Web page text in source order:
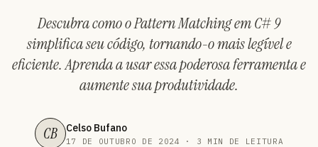
Descubra como o Pattern Matching em C# 9
simplifica seu código, tornando-o mais legível e
eficiente. Aprenda a usar essa poderosa ferramenta e
aumente sua produtividade.
CB Celso Bufano
17 DE OUTUBRO DE 2024 · 3 MIN DE LEITURA